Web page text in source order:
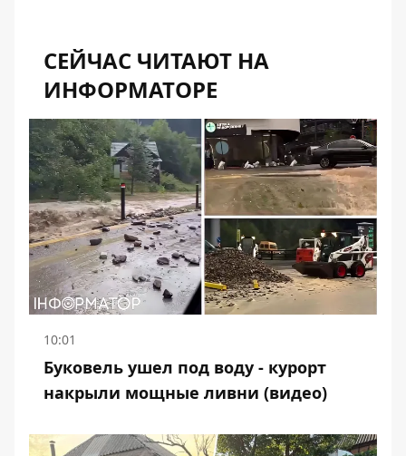
СЕЙЧАС ЧИТАЮТ НА
ИНФОРМАТОРЕ
10:01
Буковель ушел под воду - курорт
накрыли мощные ливни (видео)